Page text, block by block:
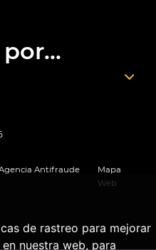
de rastreo para mejorar
nuestra web, para
Antifraude
Mapa
Web